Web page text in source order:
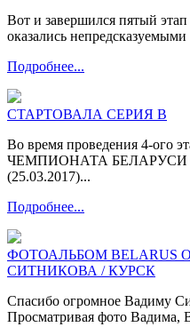
Вот и завершился пятый
оказались непредсказуемыми
Подробнее...
СТАРТОВАЛА СЕРИЯ В
Во время проведения 4-ого
ЧЕМПИОНАТА БЕЛАРУСИ
(25.03.2017)...
Подробнее...
ФОТОАЛЬБОМ BELARUS
СИТНИКОВА / КУРСК
Спасибо огромное Вадиму
Просматривая фото Вадима,